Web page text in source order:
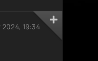
2024, 19:34